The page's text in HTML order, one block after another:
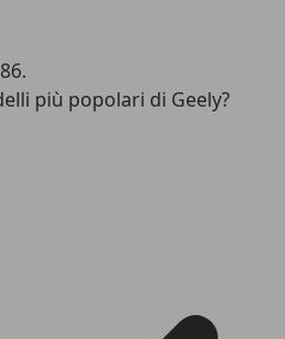
più popolari di Geely?